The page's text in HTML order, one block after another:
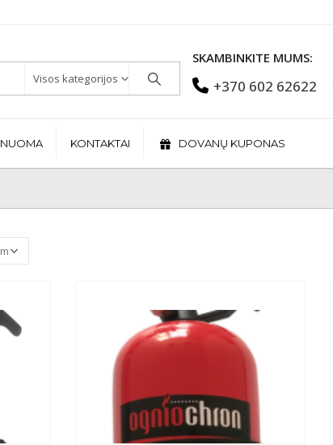
Visos kategorijos
SKAMBINKITE MUMS:
+370 602 62622
NUOMA KONTAKTAI DOVANŲ KUPONAS